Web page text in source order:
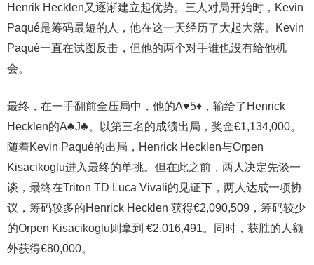
Henrik Hecklen又逐渐建立起优势。三人对局开始时，Kevin
Paqué是筹码最短的人，他在这一天经历了大起大落。Kevin
Paqué一直在试图反击，但他的两个对手谁也没有给他机
会。
最终，在一手翻前全压局中，他的A♥5♦，输给了Henrick
Hecklen的A♣J♣。以第三名的成绩出局，奖金€1,134,000。
随着Kevin Paqué的出局，Henrick Hecklen与Orpen
Kisacikoglu进入最终的单挑。但在此之前，两人决定先谈一
谈，最终在Triton TD Luca Vivali的见证下，两人达成一项协
议，筹码较多的Henrick Hecklen 获得€2,090,509，筹码较少
的Orpen Kisacikoglu则拿到 €2,016,491。同时，获胜的人额
外获得€80,000。